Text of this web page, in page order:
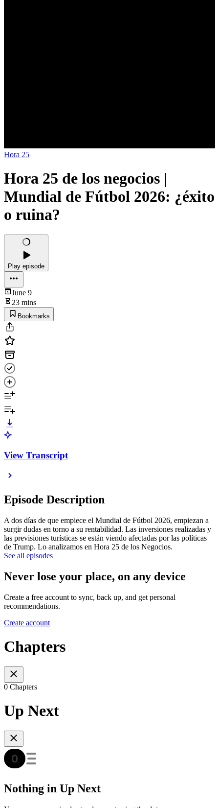
Hora 25
Hora 25 de los negocios |
Mundial de Fútbol 2026: ¿éxito
o ruina?
Play episode
June 9
23 mins
Bookmarks
View Transcript
Episode Description
A dos días de que empiece el Mundial de Fútbol 2026, empiezan a
surgir dudas en torno a su rentabilidad. Las inversiones realizadas y
las previsiones turísticas se están viendo afectadas por las políticas
de Trump. Lo analizamos en Hora 25 de los Negocios.
See all episodes
Never lose your place, on any device
Create a free account to sync, back up, and get personal
recommendations.
Create account
Chapters
0 Chapters
Up Next
Nothing in Up Next